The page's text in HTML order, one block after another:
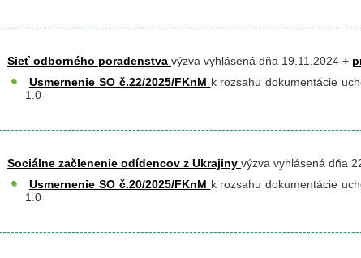
Sieť odborného poradenstva výzva vyhlásená dňa 19.11.2024 +
Usmernenie SO č.22/2025/FKnM k rozsahu dokumentácie
1.0
Sociálne začlenenie odídencov z Ukrajiny výzva vyhlásená dňa
Usmernenie SO č.20/2025/FKnM k rozsahu dokumentácie
1.0